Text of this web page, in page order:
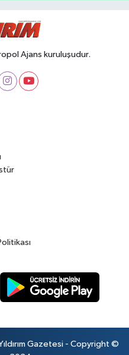
Ajans kuruluşudur.
Yıldırım Gazetesi - Copyright ©